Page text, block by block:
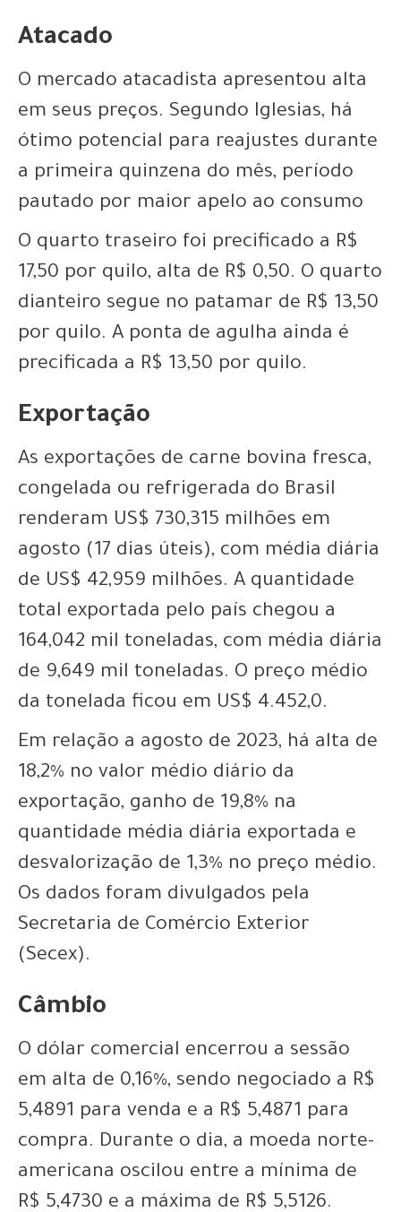
Atacado
O mercado atacadista apresentou alta
em seus preços. Segundo Iglesias, há
ótimo potencial para reajustes durante
a primeira quinzena do mês, período
pautado por maior apelo ao consumo
O quarto traseiro foi precificado a R$
17,50 por quilo, alta de R$ 0,50. O quarto
dianteiro segue no patamar de R$ 13,50
por quilo. A ponta de agulha ainda é
precificada a R$ 13,50 por quilo.
Exportação
As exportações de carne bovina fresca,
congelada ou refrigerada do Brasil
renderam US$ 730,315 milhões em
agosto (17 dias úteis), com média diária
de US$ 42,959 milhões. A quantidade
total exportada pelo país chegou a
164,042 mil toneladas, com média diária
de 9,649 mil toneladas. O preço médio
da tonelada ficou em US$ 4.452,0.
Em relação a agosto de 2023, há alta de
18,2% no valor médio diário da
exportação, ganho de 19,8% na
quantidade média diária exportada e
desvalorização de 1,3% no preço médio.
Os dados foram divulgados pela
Secretaria de Comércio Exterior
(Secex).
Câmbio
O dólar comercial encerrou a sessão
em alta de 0,16%, sendo negociado a R$
5,4891 para venda e a R$ 5,4871 para
compra. Durante o dia, a moeda norte-
americana oscilou entre a mínima de
R$ 5,4730 e a máxima de R$ 5,5126.